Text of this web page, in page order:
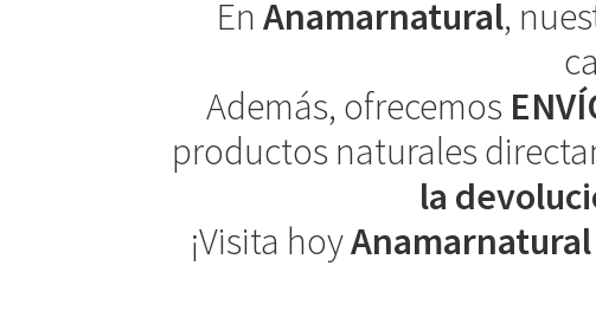
En Anamarnatural,
Además, ofrecemos
productos naturales
la
¡Visita hoyAnamarnatural